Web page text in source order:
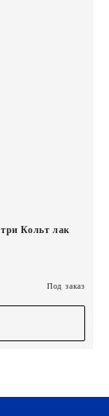
Кольт лак
Под заказ